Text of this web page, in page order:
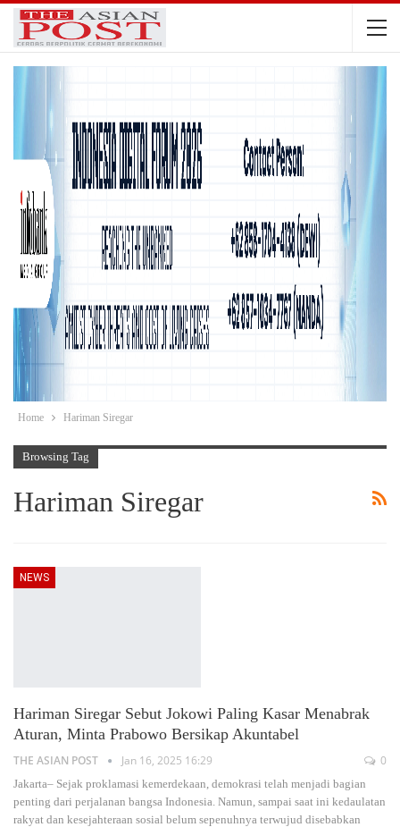
Home Hariman Siregar
Browsing Tag
Hariman Siregar
NEWS
Hariman Siregar Sebut Jokowi Paling Kasar Menabrak
Aturan, Minta Prabowo Bersikap Akuntabel
THE ASIAN POST Jan 16, 2025 16:29 0
Jakarta– Sejak proklamasi kemerdekaan, demokrasi telah menjadi bagian
penting dari perjalanan bangsa Indonesia. Namun, sampai saat ini kedaulatan
rakyat dan kesejahteraan sosial belum sepenuhnya terwujud disebabkan